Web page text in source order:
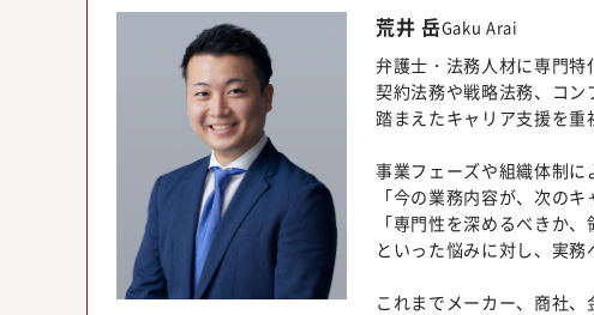
荒井 岳Gaku Arai
弁護士・法務人材に専門特
契約法務や戦略法務、コ
踏まえたキャリア支援を重
事業フェーズや組織体制に
「今の業務内容が、次の
「専門性を深めるべきか、
といった悩みに対し、実務
これまでメーカー、商社、